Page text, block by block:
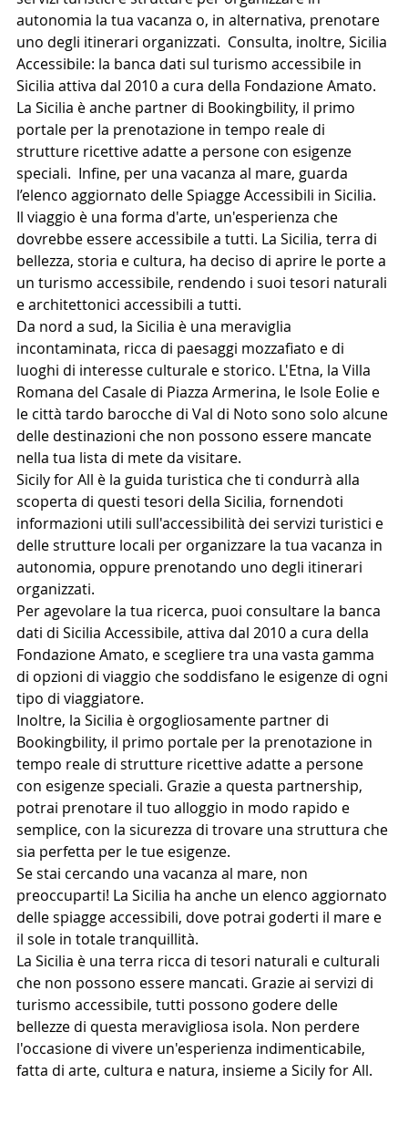
autonomia la tua vacanza o, in alternativa, prenotare
uno degli itinerari organizzati.  Consulta, inoltre, Sicilia
Accessibile: la banca dati sul turismo accessibile in
Sicilia attiva dal 2010 a cura della Fondazione Amato.
La Sicilia è anche partner di Bookingbility, il primo
portale per la prenotazione in tempo reale di
strutture ricettive adatte a persone con esigenze
speciali.  Infine, per una vacanza al mare, guarda
l’elenco aggiornato delle Spiagge Accessibili in Sicilia.
Il viaggio è una forma d'arte, un'esperienza che
dovrebbe essere accessibile a tutti. La Sicilia, terra di
bellezza, storia e cultura, ha deciso di aprire le porte a
un turismo accessibile, rendendo i suoi tesori naturali
e architettonici accessibili a tutti.
Da nord a sud, la Sicilia è una meraviglia
incontaminata, ricca di paesaggi mozzafiato e di
luoghi di interesse culturale e storico. L'Etna, la Villa
Romana del Casale di Piazza Armerina, le Isole Eolie e
le città tardo barocche di Val di Noto sono solo alcune
delle destinazioni che non possono essere mancate
nella tua lista di mete da visitare.
Sicily for All è la guida turistica che ti condurrà alla
scoperta di questi tesori della Sicilia, fornendoti
informazioni utili sull'accessibilità dei servizi turistici e
delle strutture locali per organizzare la tua vacanza in
autonomia, oppure prenotando uno degli itinerari
organizzati.
Per agevolare la tua ricerca, puoi consultare la banca
dati di Sicilia Accessibile, attiva dal 2010 a cura della
Fondazione Amato, e scegliere tra una vasta gamma
di opzioni di viaggio che soddisfano le esigenze di ogni
tipo di viaggiatore.
Inoltre, la Sicilia è orgogliosamente partner di
Bookingbility, il primo portale per la prenotazione in
tempo reale di strutture ricettive adatte a persone
con esigenze speciali. Grazie a questa partnership,
potrai prenotare il tuo alloggio in modo rapido e
semplice, con la sicurezza di trovare una struttura che
sia perfetta per le tue esigenze.
Se stai cercando una vacanza al mare, non
preoccuparti! La Sicilia ha anche un elenco aggiornato
delle spiagge accessibili, dove potrai goderti il mare e
il sole in totale tranquillità.
La Sicilia è una terra ricca di tesori naturali e culturali
che non possono essere mancati. Grazie ai servizi di
turismo accessibile, tutti possono godere delle
bellezze di questa meravigliosa isola. Non perdere
l'occasione di vivere un'esperienza indimenticabile,
fatta di arte, cultura e natura, insieme a Sicily for All.